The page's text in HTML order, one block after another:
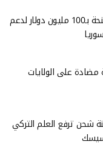
البنك الدولي يوافق على منحة بـ100 مليون دولار لدعم
مضادة على الولايات
شحن ترفع العلم التركي